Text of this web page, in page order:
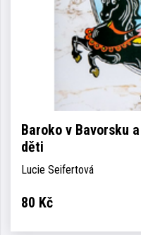
Baroko v Bavorsku
děti
Lucie Seifertová
80 Kč